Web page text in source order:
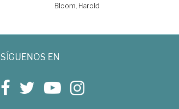
Bloom, Harold
SÍGUENOS EN